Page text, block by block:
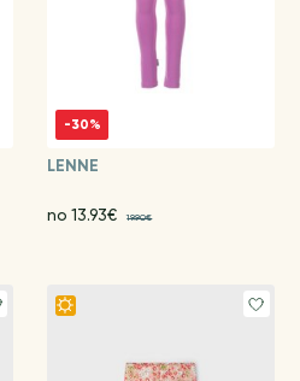
-30%
LENNE
no 13.93€ 19.90€